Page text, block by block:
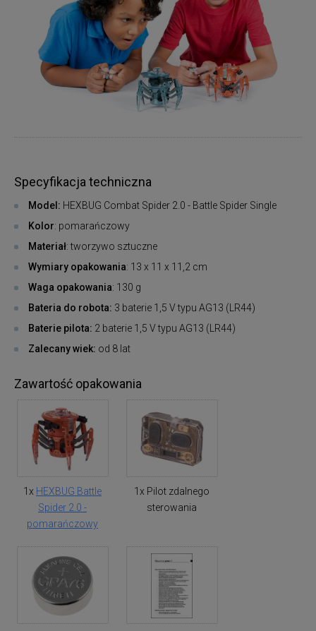
Specyfikacja techniczna
Model: HEXBUG Combat Spider 2.0 - Battle Spider Single
Kolor: pomarańczowy
Materiał: tworzywo sztuczne
Wymiary opakowania: 13 x 11 x 11,2 cm
Waga opakowania: 130 g
Bateria do robota: 3 baterie 1,5 V typu AG13 (LR44)
Baterie pilota: 2 baterie 1,5 V typu AG13 (LR44)
Zalecany wiek: od 8 lat
Zawartość opakowania
1x HEXBUG Battle
Spider 2.0 -
pomarańczowy
1x Pilot zdalnego
sterowania